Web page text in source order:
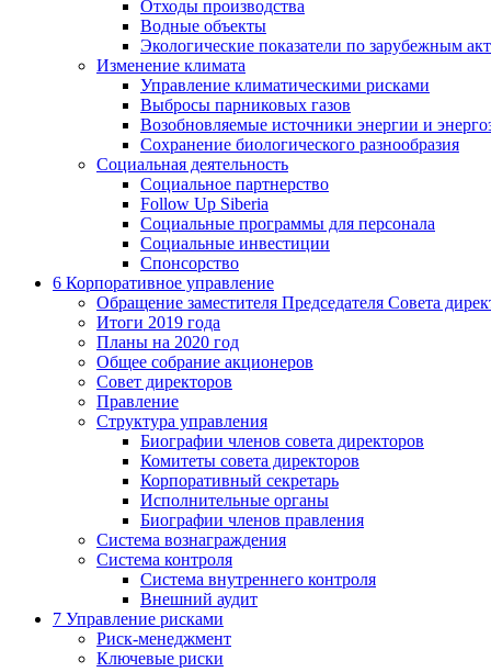
Отходы производства
Водные объекты
Экологические показатели по зарубежным
Изменение климата
Управление климатическими рисками
Выбросы парниковых газов
Возобновляемые источники энергии и
Сохранение биологического разнообразия
Социальная деятельность
Социальное партнерство
Follow Up Siberia
Социальные программы для персонала
Социальные инвестиции
Спонсорство
6 Корпоративное управление
Обращение заместителя Председателя Совета
Итоги 2019 года
Планы на 2020 год
Общее собрание акционеров
Совет директоров
Правление
Структура управления
Биографии членов совета директоров
Комитеты совета директоров
Корпоративный секретарь
Исполнительные органы
Биографии членов правления
Система вознаграждения
Система контроля
Система внутреннего контроля
Внешний аудит
7 Управление рисками
Риск-менеджмент
Ключевые риски